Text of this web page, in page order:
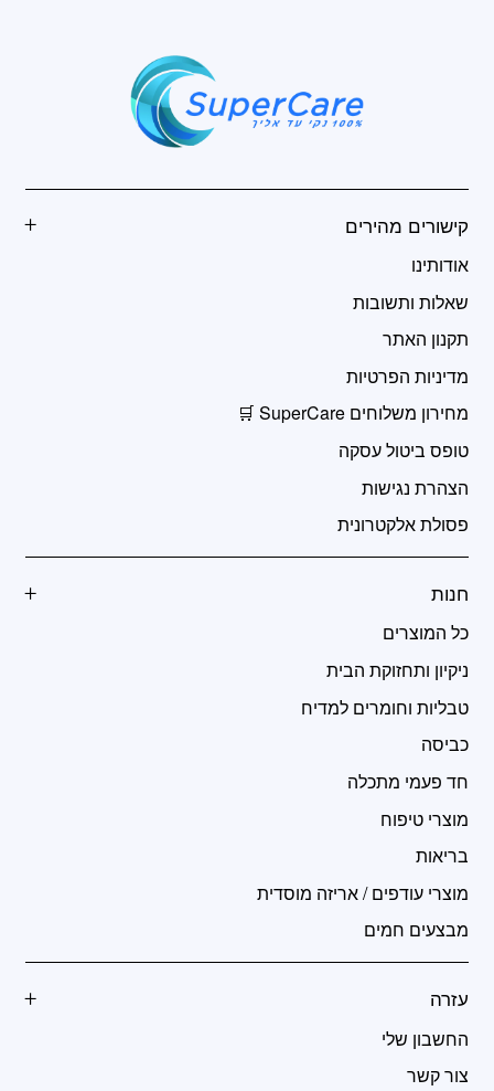
קישורים מהירים
אודותינו
שאלות ותשובות
תקנון האתר
מדיניות הפרטיות
מחירון משלוחים SuperCare 🛒
טופס ביטול עסקה
הצהרת נגישות
פסולת אלקטרונית
חנות
כל המוצרים
ניקיון ותחזוקת הבית
טבליות וחומרים למדיח
כביסה
חד פעמי מתכלה
מוצרי טיפוח
בריאות
מוצרי עודפים / אריזה מוסדית
מבצעים חמים
עזרה
החשבון שלי
צור קשר